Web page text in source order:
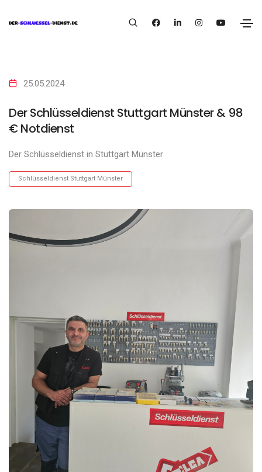
25.05.2024
Der Schlüsseldienst Stuttgart Münster & 98
€ Notdienst
Der Schlüsseldienst in Stuttgart Münster
Schlüsseldienst Stuttgart Münster